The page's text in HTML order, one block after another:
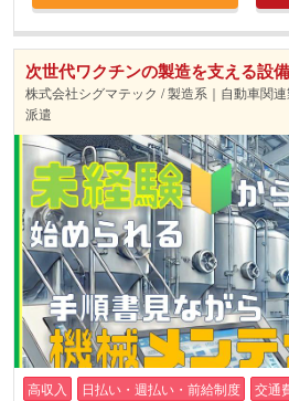
次世代ワクチンの製造を支える設
株式会社シグマテック / 製造系｜自動車関
派遣
高収入 日払い・週払い・前給制度 交通